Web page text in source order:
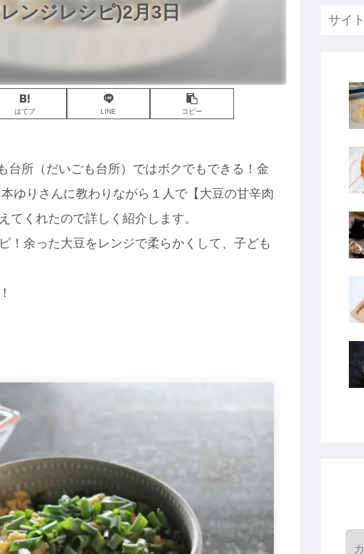
ンジレシピ)2月3日
はてブ LINE コピー
台所（だいごも台所）ではボクでもできる！金
ゆりさんに教わりながら１人で【大豆の甘辛肉
てくれたので詳しく紹介します。
！余った大豆をレンジで柔らかくして、子ども